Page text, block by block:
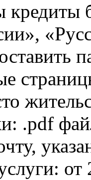
кредиты
.pdf
от